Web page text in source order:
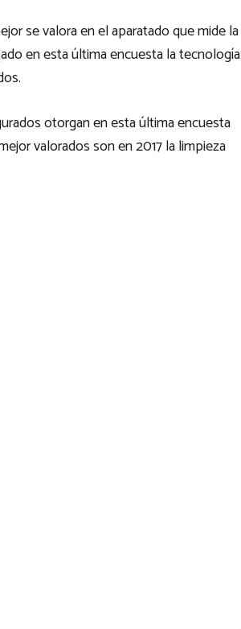
se valora en el aparatado que mide la
en esta última encuesta la tecnología
otorgan en esta última encuesta
valorados son en 2017 la limpieza